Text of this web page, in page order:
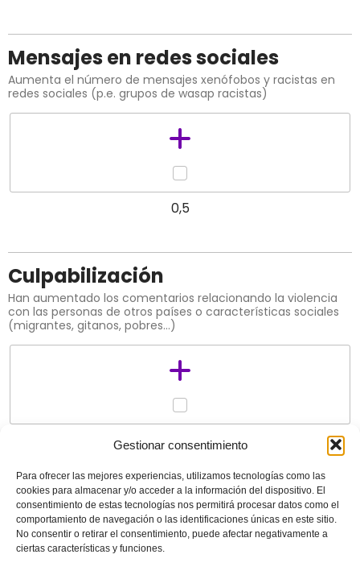
Gestionar consentimiento
Para ofrecer las mejores experiencias, utilizamos tecnologías como las
cookies para almacenar y/o acceder a la información del dispositivo. El
consentimiento de estas tecnologías nos permitirá procesar datos como el
comportamiento de navegación o las identificaciones únicas en este sitio.
No consentir o retirar el consentimiento, puede afectar negativamente a
ciertas características y funciones.
Mensajes en redes sociales
Aumenta el número de mensajes xenófobos y racistas en
redes sociales (p.e. grupos de wasap racistas)
0,5
Culpabilización
Han aumentado los comentarios relacionando la violencia
con las personas de otros países o características sociales
(migrantes, gitanos, pobres…)
0,5
He leido y acepto los términos y condiciones de
uso junto a lapolítica de privacidadyaviso legal
Enviar